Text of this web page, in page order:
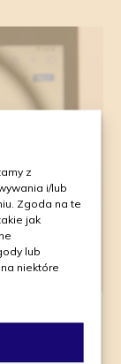
z
i/lub
Zgoda na te
jak
lub
niektóre